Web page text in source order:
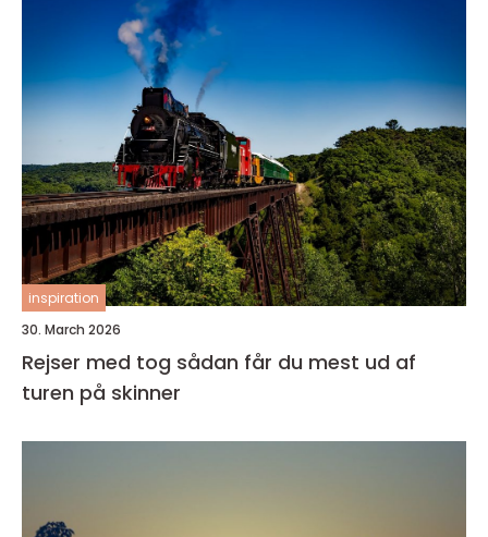
inspiration
30. March 2026
Rejser med tog sådan får du mest ud af
turen på skinner